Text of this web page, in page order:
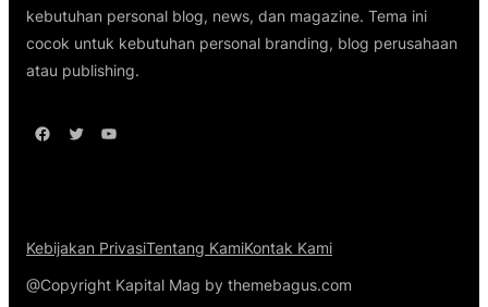
kebutuhan personal blog, news, dan magazine. Tema ini
cocok untuk kebutuhan personal branding, blog perusahaan
atau publishing.
Facebook Twitter YouTube
@Copyright Kapital Mag by themebagus.com
Kebijakan PrivasiTentang KamiKontak Kami